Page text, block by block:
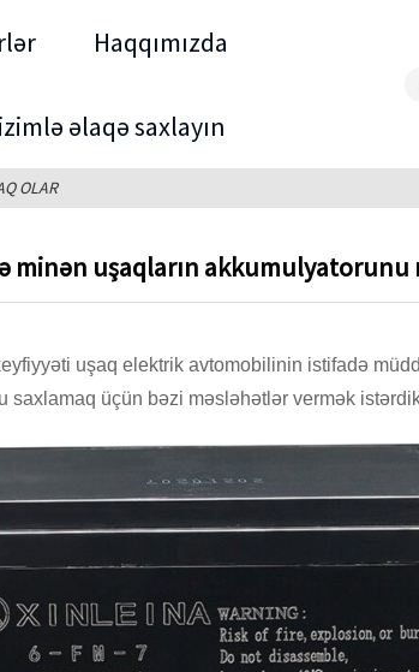
Haqqımızda
əlaqə saxlayın
OLAR
minən uşaqların akkumulyatorunu
uşaq elektrik avtomobilinin istifadə
saxlamaq üçün bəzi məsləhətlər vermək